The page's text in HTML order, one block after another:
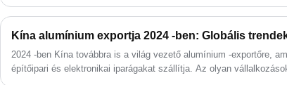
megfelelő szívócsonkot.
2024 -ben Kína továbbra is a világ vezető alumínium -exportőre,
építőipari és elektronikai iparágakat szállítja. Az olyan